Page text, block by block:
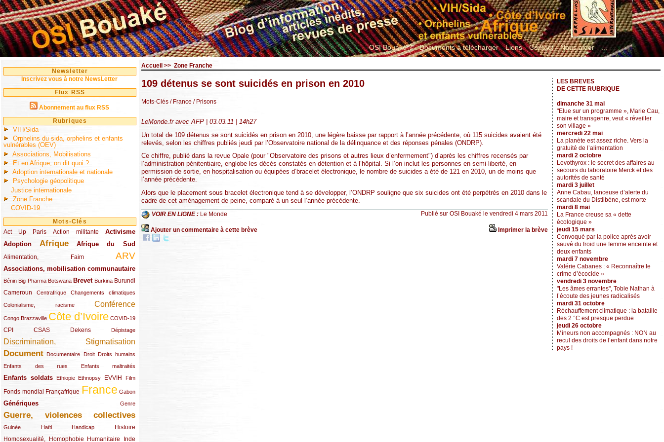
OSI Bouaké ? Documents à télécharger Liens Contact Nous aider ...
Newsletter
Inscrivez vous à notre NewsLetter
Flux RSS
Abonnement au flux RSS
Rubriques
VIH/Sida
Orphelins du sida, orphelins et enfants
vulnérables (OEV)
Associations, Mobilisations
Et en Afrique, on dit quoi ?
Adoption internationale et nationale
Psychologie géopolitique
Justice internationale
Zone Franche
COVID-19
Mots-Clés
Act Up Paris
(49/289) Action militante
(32/289) Activisme
(73/289)
Adoption
(82/289) Afrique
(161/289) Afrique du Sud
(73/289)
Alimentation, Faim
(48/289) ARV
(203/289)
Associations, mobilisation communautaire
(65/289)
Bénin
(13/289)Big Pharma
(16/289) Botswana
(9/289) Brevet
(83/289) Burkina
(18/289) Burundi
(30/289)
Cameroun
(47/289) Centrafrique
(23/289) Changements climatiques
(10/289)
Colonialisme, racisme
(19/289) Conférence
(118/289)
Congo Brazzaville
(24/289) Côte d’Ivoire
(263/289) COVID-19
(13/289)
CPI
(48/289) CSAS
(32/289) Dekens
(29/289) Dépistage
(19/289)
Discrimination, Stigmatisation
(131/289)
Document
(145/289) Documentaire
(9/289) Droit
(20/289) Droits humains
(22/289)
Enfants des rues
(21/289) Enfants maltraités
(10/289)
Enfants soldats
(68/289) Ethiopie
(12/289) Ethnopsy
(15/289) EVVIH
(55/289) Film
(22/289)
Fonds mondial
(48/289) Françafrique
(39/289) France
(289/289) Gabon
(12/289)
Génériques
(59/289) Genre
(22/289)
Guerre, violences collectives
(149/289)
Guinée
(12/289) Haïti
(15/289) Handicap
(10/289) Histoire
(49/289)
Homosexualité, Homophobie
(44/289) Humanitaire
(47/289) Inde
(34/289)
Accueil >> Zone Franche
109 détenus se sont suicidés en prison en 2010
Mots-Clés / France / Prisons
LeMonde.fr avec AFP | 03.03.11 | 14h27
Un total de 109 détenus se sont suicidés en prison en 2010, une légère baisse par rapport à l’année précédente, où 115 suicides avaient été
relevés, selon les chiffres publiés jeudi par l’Observatoire national de la délinquance et des réponses pénales (ONDRP).
Ce chiffre, publié dans la revue Opale (pour "Observatoire des prisons et autres lieux d’enfermement") d’après les chiffres recensés par
l’administration pénitentiaire, englobe les décès constatés en détention et à l’hôpital. Si l’on inclut les personnes en semi-liberté, en
permission de sortie, en hospitalisation ou équipées d’bracelet électronique, le nombre de suicides a été de 121 en 2010, un de moins que
l’année précédente.
Alors que le placement sous bracelet électronique tend à se développer, l’ONDRP souligne que six suicides ont été perpétrés en 2010 dans le
cadre de cet aménagement de peine, comparé à un seul l’année précédente.
VOIR EN LIGNE : Le Monde Publié sur OSI Bouaké le vendredi 4 mars 2011
Ajouter un commentaire à cette brève Imprimer la brève
LES BREVES
DE CETTE RUBRIQUE
dimanche 31 mai
"Elue sur un programme », Marie Cau,
maire et transgenre, veut « réveiller
son village »
mercredi 22 mai
La planète est assez riche. Vers la
gratuité de l’alimentation
mardi 2 octobre
Levothyrox : le secret des affaires au
secours du laboratoire Merck et des
autorités de santé
mardi 3 juillet
Anne Cabau, lanceuse d’alerte du
scandale du Distilbène, est morte
mardi 8 mai
La France creuse sa « dette
écologique »
jeudi 15 mars
Convoqué par la police après avoir
sauvé du froid une femme enceinte et
deux enfants
mardi 7 novembre
Valérie Cabanes : « Reconnaître le
crime d’écocide »
vendredi 3 novembre
"Les âmes errantes", Tobie Nathan à
l’écoute des jeunes radicalisés
mardi 31 octobre
Réchauffement climatique : la bataille
des 2 °C est presque perdue
jeudi 26 octobre
Mineurs non accompagnés : NON au
recul des droits de l’enfant dans notre
pays !